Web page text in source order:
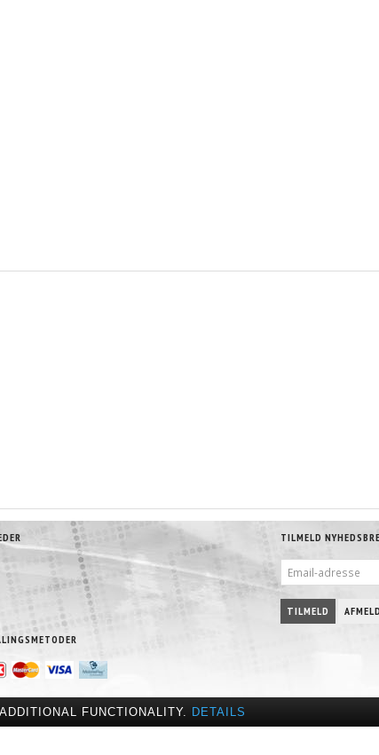
TILMELD
ADRESSE
TILMELD AFMELD
FUNCTIONALITY. DETAILS